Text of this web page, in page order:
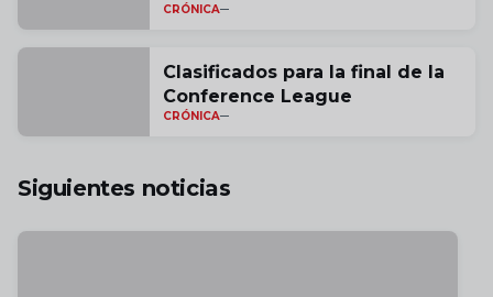
CRÓNICA
Clasificados para la final de la
Conference League
CRÓNICA
Siguientes noticias